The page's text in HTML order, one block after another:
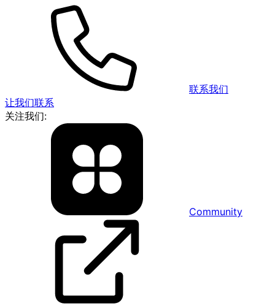
联系我们
让我们联系
关注我们:
Community